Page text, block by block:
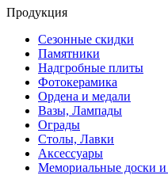
Продукция
Сезонные скидки
Памятники
Надгробные плиты
Фотокерамика
Ордена и медали
Вазы, Лампады
Ограды
Столы, Лавки
Аксессуары
Мемориальные доски и